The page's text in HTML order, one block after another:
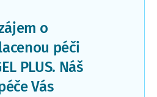
o
péči
PLUS. Náš
Vás